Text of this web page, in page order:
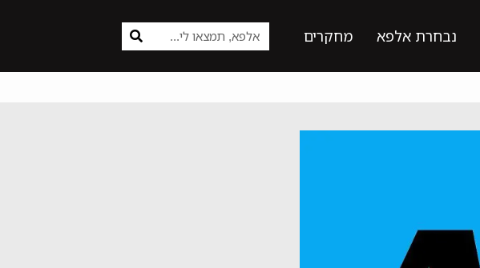
נבחרת אלפא מחקרים